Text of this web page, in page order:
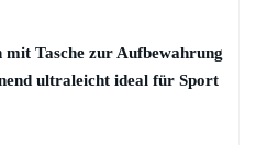
Tasche zur Aufbewahrung
ultraleicht ideal für Sport
Laufen Joggen Yoga